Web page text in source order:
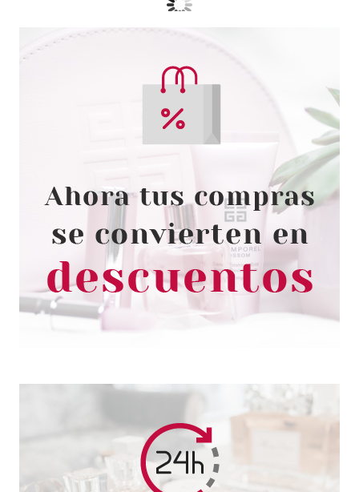
DEBORAH
DEBORAH PERFILADOR DE
OJOS 08 DARK GREEN 36 ML
desde
3.50€